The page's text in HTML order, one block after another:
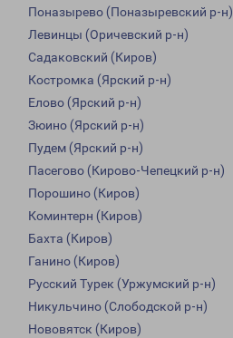
Поназырево (Поназыревский р-н)
Левинцы (Оричевский р-н)
Садаковский (Киров)
Костромка (Ярский р-н)
Елово (Ярский р-н)
Зюино (Ярский р-н)
Пудем (Ярский р-н)
Пасегово (Кирово-Чепецкий р-н)
Порошино (Киров)
Коминтерн (Киров)
Бахта (Киров)
Ганино (Киров)
Русский Турек (Уржумский р-н)
Никульчино (Слободской р-н)
Нововятск (Киров)